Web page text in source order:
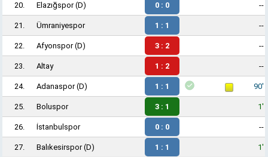
20. Elazığspor(D) 0 : 0 --
21. Ümraniyespor 1 : 1 --
22. Afyonspor(D) 3 : 2 --
23. Altay 1 : 2 --
24. Adanaspor(D) 1 : 1 90'
25. Boluspor 3 : 1 1'
26. İstanbulspor 0 : 0 --
27. Balıkesirspor(D) 1 : 1 1'